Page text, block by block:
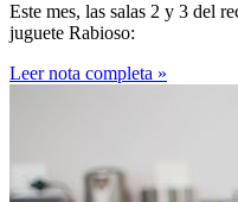
Este mes, las salas 2 y 3 del
juguete Rabioso:
Leer nota completa »